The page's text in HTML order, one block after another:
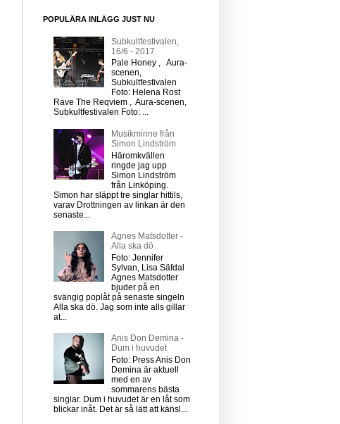
POPULÄRA INLÄGG JUST NU
Subkultfestivalen,
16/6 - 2017
Pale Honey , Aura-
scenen,
Subkultfestivalen
Foto: Helena Rost
Rave The Reqviem , Aura-scenen,
Subkultfestivalen Foto: ...
Musikminne från
Simon Lindström
Häromkvällen
ringde jag upp
Simon Lindström
från Linköping.
Simon har släppt tre singlar hittils,
varav Drottningen av linkan är den
senaste...
Agnes Matsdotter -
Alla ska dö
Foto: Jennifer
Sylvan, Lisa Säfdal
Agnes Matsdotter
bjuder på en
svängig poplåt på senaste singeln
Alla ska dö. Jag som inte alls gillar
at...
Anis Don Demina -
Dum i huvudet
Foto: Press Anis Don
Demina är aktuell
med en av
sommarens bästa
singlar. Dum i huvudet är en låt som
blickar inåt. Det är så lätt att känsl...